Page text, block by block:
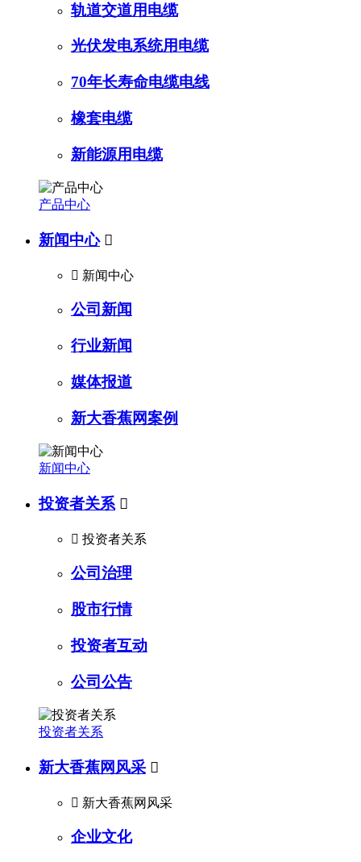
轨道交道用电缆
光伏发电系统用电缆
70年长寿命电缆电线
橡套电缆
新能源用电缆
产品中心
新闻中心 
 新闻中心
公司新闻
行业新闻
媒体报道
新大香蕉网案例
新闻中心
投资者关系 
 投资者关系
公司治理
股市行情
投资者互动
公司公告
投资者关系
新大香蕉网风采 
 新大香蕉网风采
企业文化